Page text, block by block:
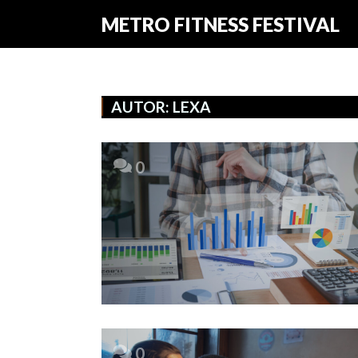
METRO FITNESS FESTIVAL
AUTOR: LEXA
0
0